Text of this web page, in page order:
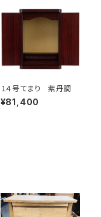
１４号てまり 紫丹調
¥81,400